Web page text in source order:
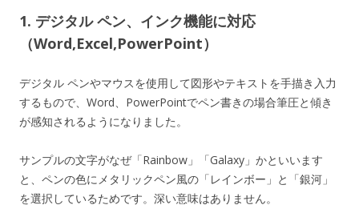
1. デジタル ペン、インク機能に対応
（Word,Excel,PowerPoint）
デジタル ペンやマウスを使用して図形やテキストを手描き入力
するもので、Word、PowerPointでペン書きの場合筆圧と傾き
が感知されるようになりました。
サンプルの文字がなぜ「Rainbow」「Galaxy」かといいます
と、ペンの色にメタリックペン風の「レインボー」と「銀河」
を選択しているためです。深い意味はありません。